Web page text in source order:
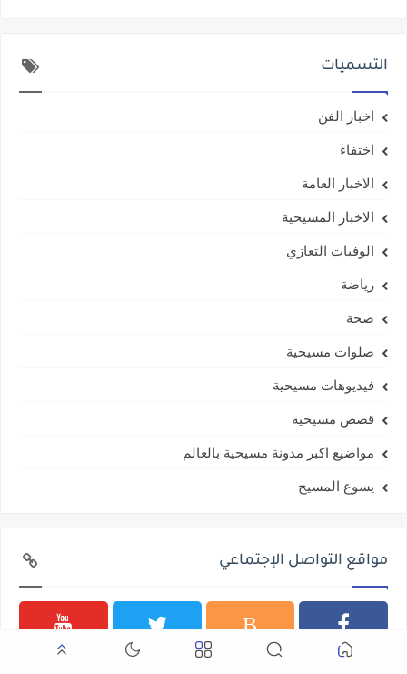
التسميات
اخبار الفن
اختفاء
الاخبار العامة
الاخبار المسيحية
الوفيات التعازي
رياضة
صحة
صلوات مسيحية
فيديوهات مسيحية
قصص مسيحية
مواضيع اكبر مدونة مسيحية بالعالم
يسوع المسيح
مواقع التواصل الإجتماعي